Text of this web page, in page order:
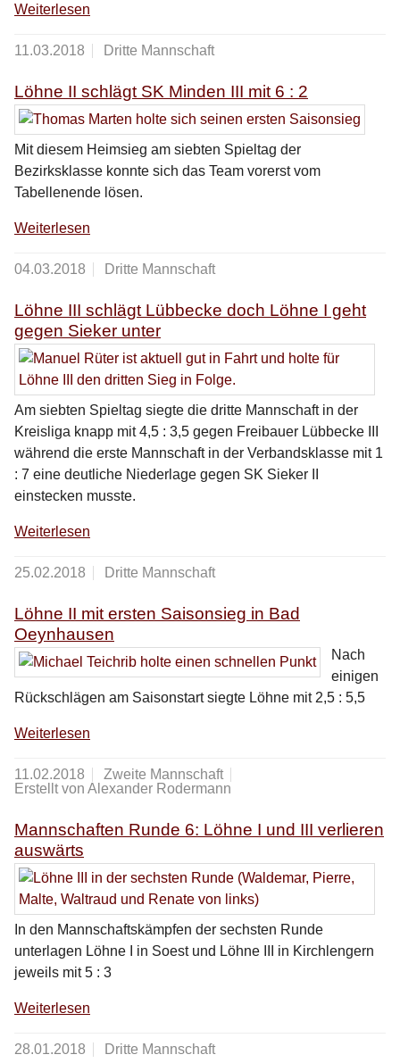
Weiterlesen
11.03.2018 Dritte Mannschaft
Löhne II schlägt SK Minden III mit 6 : 2
Mit diesem Heimsieg am siebten Spieltag der
Bezirksklasse konnte sich das Team vorerst vom
Tabellenende lösen.
Weiterlesen
04.03.2018 Dritte Mannschaft
Löhne III schlägt Lübbecke doch Löhne I geht
gegen Sieker unter
Am siebten Spieltag siegte die dritte Mannschaft in der
Kreisliga knapp mit 4,5 : 3,5 gegen Freibauer Lübbecke III
während die erste Mannschaft in der Verbandsklasse mit 1
: 7 eine deutliche Niederlage gegen SK Sieker II
einstecken musste.
Weiterlesen
25.02.2018 Dritte Mannschaft
Löhne II mit ersten Saisonsieg in Bad
Oeynhausen
Nach
einigen
Rückschlägen am Saisonstart siegte Löhne mit 2,5 : 5,5
Weiterlesen
11.02.2018
Zweite Mannschaft
Erstellt von Alexander Rodermann
Mannschaften Runde 6: Löhne I und III verlieren
auswärts
In den Mannschaftskämpfen der sechsten Runde
unterlagen Löhne I in Soest und Löhne III in Kirchlengern
jeweils mit 5 : 3
Weiterlesen
28.01.2018 Dritte Mannschaft